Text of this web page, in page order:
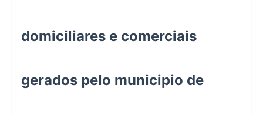
domiciliares e comerciais
gerados pelo municipio de